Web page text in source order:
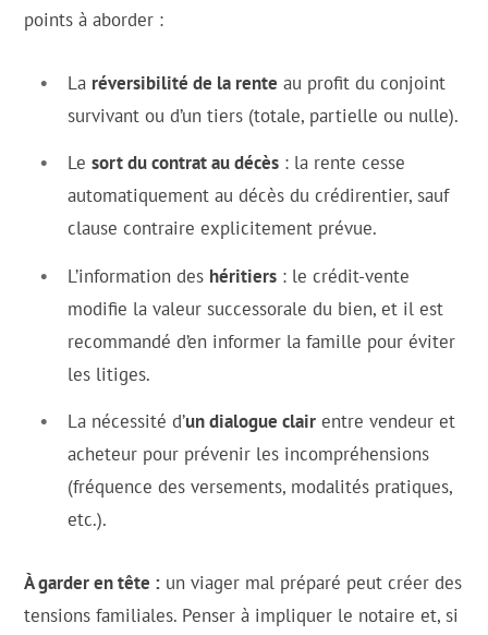
points à aborder :
La réversibilité de la rente au profit du conjoint
survivant ou d’un tiers (totale, partielle ou nulle).
Le sort du contrat au décès : la rente cesse
automatiquement au décès du crédirentier, sauf
clause contraire explicitement prévue.
L’information des héritiers : le crédit-vente
modifie la valeur successorale du bien, et il est
recommandé d’en informer la famille pour éviter
les litiges.
La nécessité d’un dialogue clair entre vendeur et
acheteur pour prévenir les incompréhensions
(fréquence des versements, modalités pratiques,
etc.).
À garder en tête : un viager mal préparé peut créer des
tensions familiales. Penser à impliquer le notaire et, si